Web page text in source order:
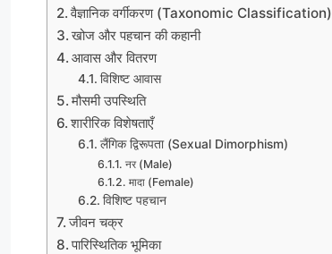
वैज्ञानिक वर्गीकरण (Taxonomic Classification)
खोज और पहचान की कहानी
आवास और वितरण
विशिष्ट आवास
मौसमी उपस्थिति
शारीरिक विशेषताएँ
लैंगिक द्विरूपता (Sexual Dimorphism)
नर (Male)
मादा (Female)
विशिष्ट पहचान
जीवन चक्र
पारिस्थितिक भूमिका